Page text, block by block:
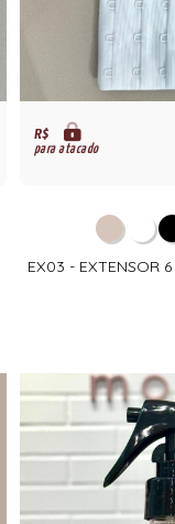
R$
para atacado
EX03 - EXTENSOR